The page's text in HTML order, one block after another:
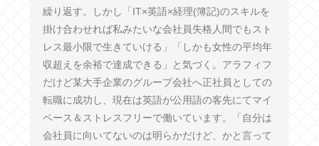
繰り返す。しかし「IT×英語×経理(簿記)のスキルを
掛け合わせれば私みたいな会社員失格人間でもスト
レス最小限で生きていける」「しかも女性の平均年
収超えを余裕で達成できる」と気づく。アラフィフ
だけど某大手企業のグループ会社へ正社員としての
転職に成功し、現在は英語が公用語の客先にてマイ
ペース＆ストレスフリーで働いています。「自分は
会社員に向いてないのは明らかだけど、かと言って